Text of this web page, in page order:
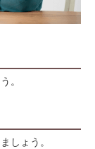
。
しょう。